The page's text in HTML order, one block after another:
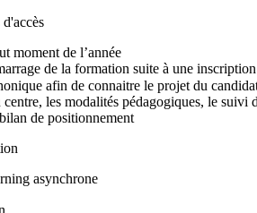
moment de l’année
de la formation suite à une
afin de connaitre le projet du
les modalités pédagogiques, le
de positionnement
asynchrone